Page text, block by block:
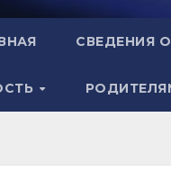
СВЕДЕНИЯ